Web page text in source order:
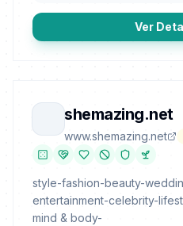
Ver
shemazing.net
www.shemazing.net
style-fashion-beauty-
entertainment-celebrity-
mind & body-